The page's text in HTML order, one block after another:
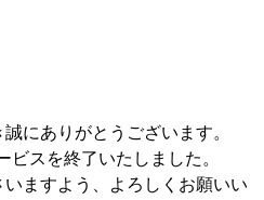
にありがとうございます。
スを終了いたしました。
ますよう、よろしくお願いい